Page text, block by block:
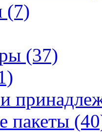
(7)
(37)
пакеты